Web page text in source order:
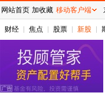
财经 焦点 股票 新股
网站首页 加收藏 移动客户端